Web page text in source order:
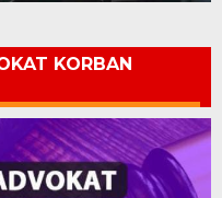
KORBAN